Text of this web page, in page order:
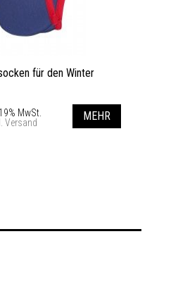
für den Winter
MwSt.
Versand
MEHR